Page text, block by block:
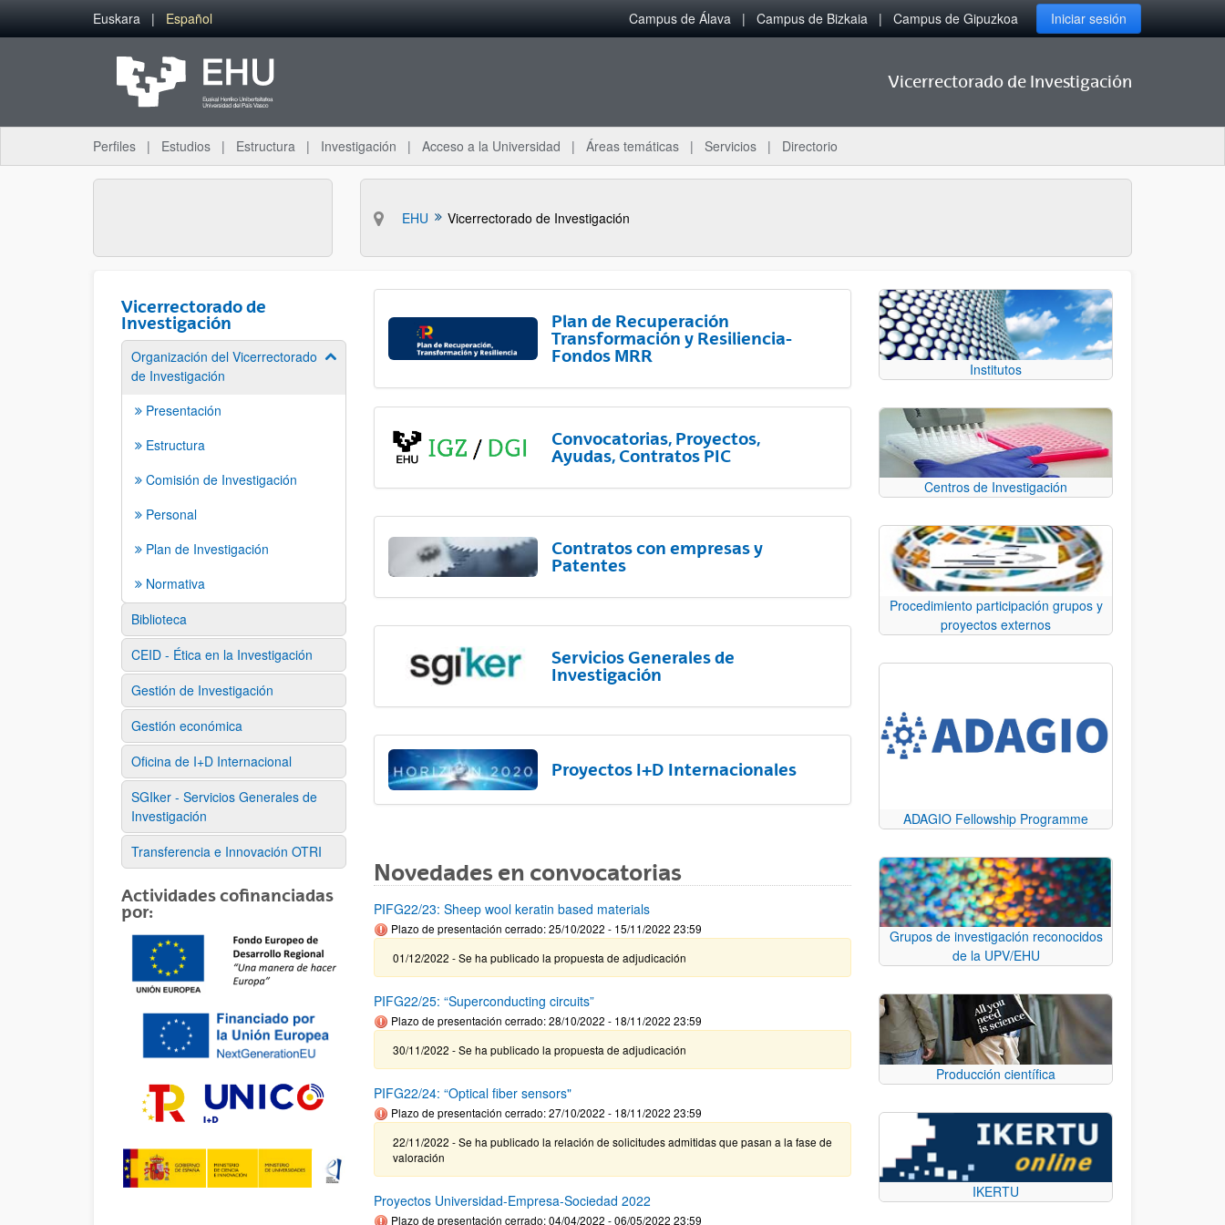
Saltar al contenido principal
Euskara Español Campus de Álava Campus de Bizkaia Campus de Gipuzkoa Iniciar sesión
Vicerrectorado de Investigación
Perfiles Estudios Estructura Investigación Acceso a la Universidad Áreas temáticas Servicios Directorio
EHU Vicerrectorado de Investigación
Vicerrectorado de
Investigación
Organización del Vicerrectorado
de Investigación
Mostrar/ocultar subpáginas
Presentación
Estructura
Comisión de Investigación
Personal
Plan de Investigación
Normativa
Biblioteca
CEID - Ética en la Investigación
Gestión de Investigación
Gestión económica
Oficina de I+D Internacional
SGIker - Servicios Generales de
Investigación
Transferencia e Innovación OTRI
Actividades cofinanciadas
por:
Plan de Recuperación
Transformación y Resiliencia-
Fondos MRR
Convocatorias, Proyectos,
Ayudas, Contratos PIC
Contratos con empresas y
Patentes
Servicios Generales de
Investigación
Proyectos I+D Internacionales
Novedades en convocatorias
PIFG22/23: Sheep wool keratin based materials
Plazo de presentación cerrado: 25/10/2022 - 15/11/2022 23:59
01/12/2022 - Se ha publicado la propuesta de adjudicación
PIFG22/25: “Superconducting circuits”
Plazo de presentación cerrado: 28/10/2022 - 18/11/2022 23:59
30/11/2022 - Se ha publicado la propuesta de adjudicación
PIFG22/24: “Optical fiber sensors"
Plazo de presentación cerrado: 27/10/2022 - 18/11/2022 23:59
22/11/2022 - Se ha publicado la relación de solicitudes admitidas que pasan a la fase de
valoración
Proyectos Universidad-Empresa-Sociedad 2022
Plazo de presentación cerrado: 04/04/2022 - 06/05/2022 23:59
Institutos
Centros de Investigación
Procedimiento participación grupos y
proyectos externos
ADAGIO Fellowship Programme
Grupos de investigación reconocidos
de la UPV/EHU
Producción científica
IKERTU